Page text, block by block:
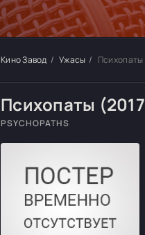
Кино Завод Ужасы Психопаты
Психопаты
PSYCHOPATHS